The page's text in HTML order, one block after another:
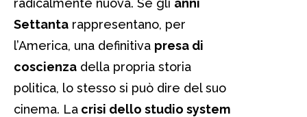
radicalmente nuova. Se gli anni
Settanta rappresentano, per
l’America, una definitiva presa di
coscienza della propria storia
politica, lo stesso si può dire del suo
cinema. La crisi dello studio system